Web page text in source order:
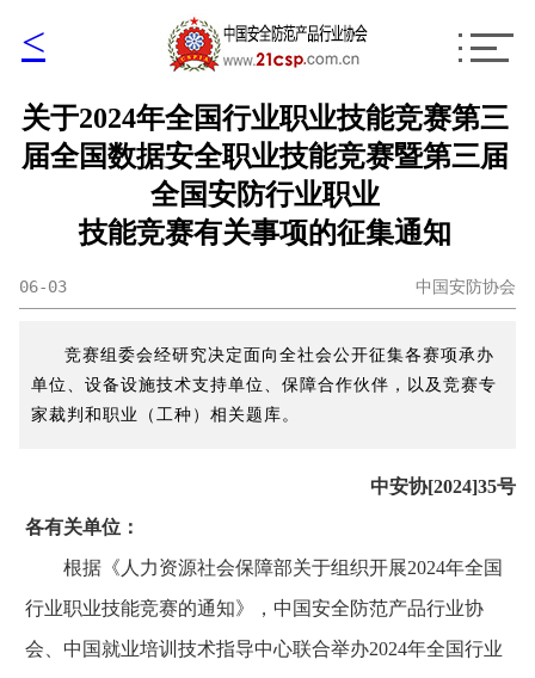
<
关于2024年全国行业职业技能竞赛第三
届全国数据安全职业技能竞赛暨第三届
全国安防行业职业
技能竞赛有关事项的征集通知
06-03 中国安防协会
竞赛组委会经研究决定面向全社会公开征集各赛项承办
单位、设备设施技术支持单位、保障合作伙伴，以及竞赛专
家裁判和职业（工种）相关题库。
中安协[2024]35号
各有关单位：
根据《人力资源社会保障部关于组织开展2024年全国
行业职业技能竞赛的通知》，中国安全防范产品行业协
会、中国就业培训技术指导中心联合举办2024年全国行业